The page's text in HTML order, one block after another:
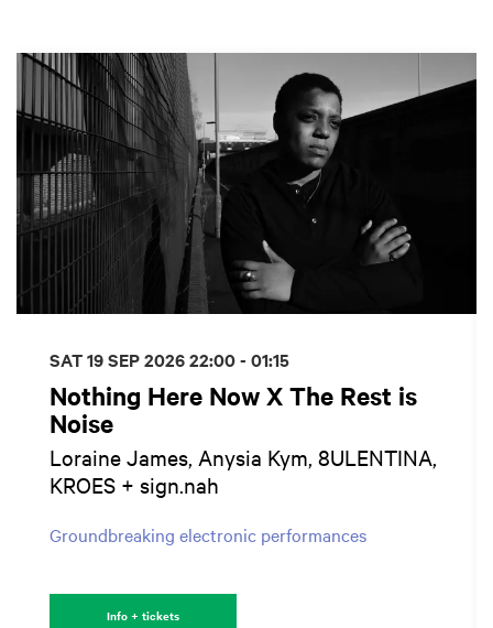
Nothing Here Now X The Rest is
Noise
Loraine James, Anysia Kym, 8ULENTINA,
KROES + sign.nah
Groundbreaking electronic performances
SAT 19 SEP 202622:00 - 01:15
Info + tickets